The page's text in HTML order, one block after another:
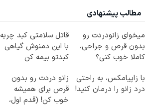
مطالب پیشنهادی
میخوای زانودردت رو
بدون قرص و جراحی،
کاملا خوب کنی؟
قاتل سلامتی کبد چربه
با این دمنوش گیاهی
کبدتو بیمه کن
با زاپیامکس، به راحتی
درد زانو را درمان کنید!
زانو دردت رو بدون
قرص برای همیشه
خوب کن! (قدم اول،